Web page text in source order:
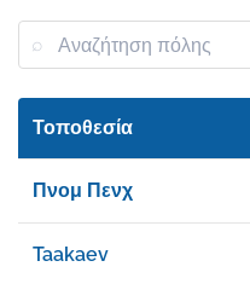
Τοποθεσία
Πνομ Πενχ
Taakaev